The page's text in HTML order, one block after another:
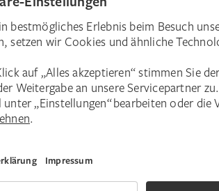
einigen Vorrecherchen anhand
Chefrestaurator Stephan
Kutschke und ich der Dame
Augenschein zu nehmen. Sie
Begeisterung für alles, was mit
Geschichten aus einem bewegten